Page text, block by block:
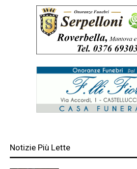
Notizie Più Lette